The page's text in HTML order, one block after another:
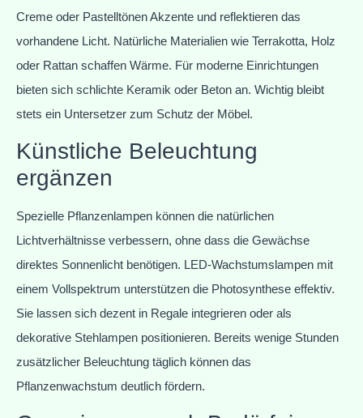
Creme oder Pastelltönen Akzente und reflektieren das
vorhandene Licht. Natürliche Materialien wie Terrakotta, Holz
oder Rattan schaffen Wärme. Für moderne Einrichtungen
bieten sich schlichte Keramik oder Beton an. Wichtig bleibt
stets ein Untersetzer zum Schutz der Möbel.
Künstliche Beleuchtung
ergänzen
Spezielle Pflanzenlampen können die natürlichen
Lichtverhältnisse verbessern, ohne dass die Gewächse
direktes Sonnenlicht benötigen. LED-Wachstumslampen mit
einem Vollspektrum unterstützen die Photosynthese effektiv.
Sie lassen sich dezent in Regale integrieren oder als
dekorative Stehlampen positionieren. Bereits wenige Stunden
zusätzlicher Beleuchtung täglich können das
Pflanzenwachstum deutlich fördern.